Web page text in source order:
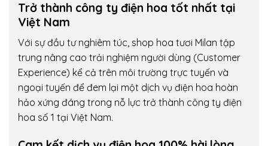
Trở thành công ty điện hoa tốt nhất tại
Việt Nam
Với sự đầu tư nghiêm túc, shop hoa tươi Milan tập
trung nâng cao trải nghiệm người dùng (Customer
Experience) kể cả trên môi trường trực tuyến và
ngoại tuyến để đem lại một dịch vụ điện hoa hoàn
hảo xứng đáng trong nỗ lực trở thành công ty điện
hoa số 1 tại Việt Nam.